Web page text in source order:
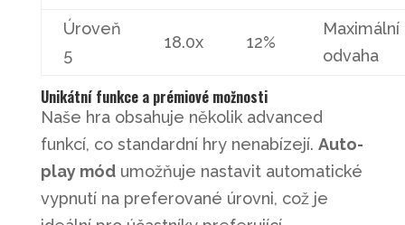
Úroveň
5
18.0x 12%
Maximální
odvaha
Unikátní funkce a prémiové možnosti
Naše hra obsahuje několik advanced
funkcí, co standardní hry nenabízejí. Auto-
play módumožňuje nastavit automatické
vypnutí na preferované úrovni, což je